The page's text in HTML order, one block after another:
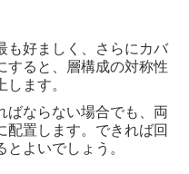
好ましく、さらにカバ
すると、層構成の対称性
ます。
ならない場合でも、両
配置します。できれば回
よいでしょう。